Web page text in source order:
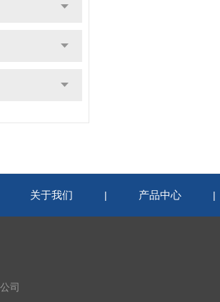
关于我们 | 产品中心
司